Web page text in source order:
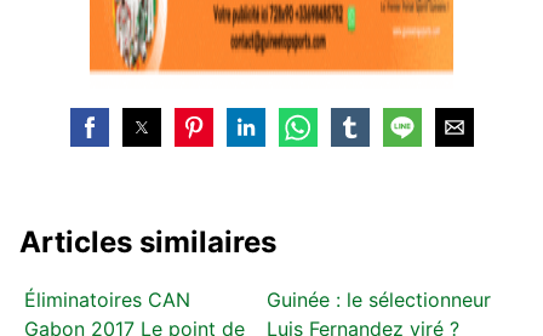
Articles similaires
Éliminatoires CAN
Gabon 2017 Le point de
Guinée : le sélectionneur
Luis Fernandez viré ?